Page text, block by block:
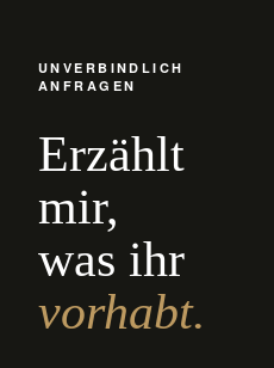
UNVERBINDLICH
ANFRAGEN
Erzählt
mir,
was ihr
vorhabt.